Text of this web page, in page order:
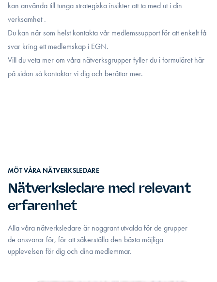
kan använda till tunga strategiska insikter att ta med ut i din
verksamhet .
Du kan när som helst kontakta vår medlemssupport för att enkelt få
svar kring ett medlemskap i EGN.
Vill du veta mer om våra nätverksgrupper fyller du i formuläret här
på sidan så kontaktar vi dig och berättar mer.
MÖT VÅRA NÄTVERKSLEDARE
Nätverksledare med relevant
erfarenhet
Alla våra nätverksledare är noggrant utvalda för de grupper
de ansvarar för, för att säkerställa den bästa möjliga
upplevelsen för dig och dina medlemmar.